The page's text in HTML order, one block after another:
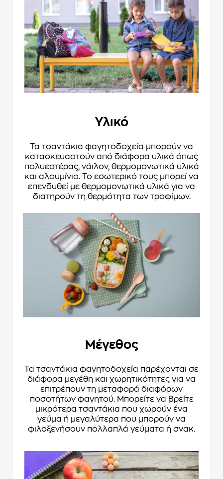
Υλικό
Τα τσαντάκια φαγητοδοχεία μπορούν να
κατασκευαστούν από διάφορα υλικά όπως
πολυεστέρας, νάιλον, θερμομονωτικά υλικά
και αλουμίνιο. Το εσωτερικό τους μπορεί να
επενδυθεί με θερμομονωτικά υλικά για να
διατηρούν τη θερμότητα των τροφίμων.
Μέγεθος
Τα τσαντάκια φαγητοδοχεία παρέχονται σε
διάφορα μεγέθη και χωρητικότητες για να
επιτρέπουν τη μεταφορά διαφόρων
ποσοτήτων φαγητού. Μπορείτε να βρείτε
μικρότερα τσαντάκια που χωρούν ένα
γεύμα ή μεγαλύτερα που μπορούν να
φιλοξενήσουν πολλαπλά γεύματα ή σνακ.